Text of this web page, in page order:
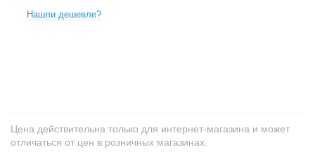
Нашли дешевле?
Цена действительна только для интернет-магазина и может
отличаться от цен в розничных магазинах.